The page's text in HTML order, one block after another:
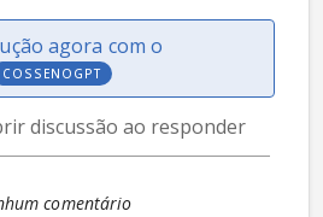
agora com o
COSSENOGPT
discussão ao responder
comentário